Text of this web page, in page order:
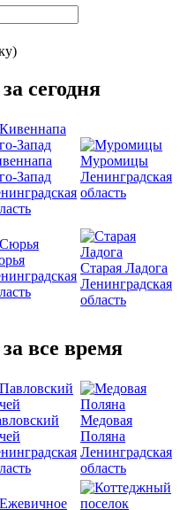
сегодня
Запад
Муромицы
Ленинградская
область
Старая Ладога
Ленинградская
область
все время
Медовая
Поляна
Ленинградская
область